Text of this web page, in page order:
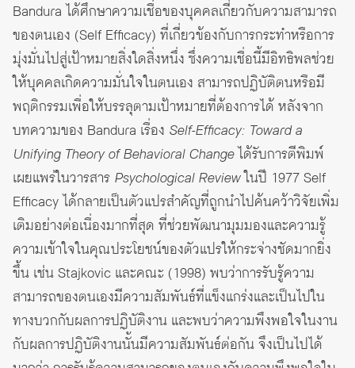
Bandura ได้ศึกษาความเชื่อของบุคคลเกี่ยวกับความสามารถ
ของตนเอง (Self Efficacy) ที่เกี่ยวข้องกับการกระทำหรือการ
มุ่งมั่นไปสู่เป้าหมายสิ่งใดสิ่งหนึ่ง ซึ่งความเชื่อนี้มีอิทธิพลช่วย
ให้บุคคลเกิดความมั่นใจในตนเอง สามารถปฏิบัติตนหรือมี
พฤติกรรมเพื่อให้บรรลุตามเป้าหมายที่ต้องการได้ หลังจาก
บทความของ Bandura เรื่อง Self-Efficacy: Toward a
Unifying Theory of Behavioral Changeได้รับการตีพิมพ์
เผยแพร่ในวารสาร Psychological Reviewในปี 1977 Self
Efficacy ได้กลายเป็นตัวแปรสำคัญที่ถูกนำไปค้นคว้าวิจัยเพิ่ม
เติมอย่างต่อเนื่องมากที่สุด ที่ช่วยพัฒนามุมมองและความรู้
ความเข้าใจในคุณประโยชน์ของตัวแปรให้กระจ่างชัดมากยิ่ง
ขึ้น เช่น Stajkovic และคณะ (1998) พบว่าการรับรู้ความ
สามารถของตนเองมีความสัมพันธ์ที่แข็งแกร่งและเป็นไปใน
ทางบวกกับผลการปฏิบัติงาน และพบว่าความพึงพอใจในงาน
กับผลการปฏิบัติงานนั้นมีความสัมพันธ์ต่อกัน จึงเป็นไปได้